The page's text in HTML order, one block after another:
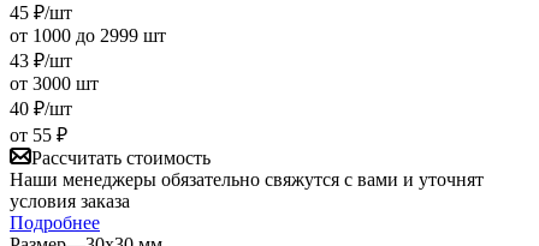
45 ₽/шт
от 1000 до 2999 шт
43 ₽/шт
от 3000 шт
40 ₽/шт
от 55 ₽
Рассчитать стоимость
Наши менеджеры обязательно свяжутся с вами и уточнят
условия заказа
Подробнее